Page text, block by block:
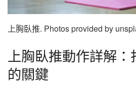
上胸臥推. Photos provided by
上胸臥推動作詳解：
的關鍵